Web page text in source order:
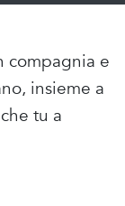
compagnia e
insieme a
tu a